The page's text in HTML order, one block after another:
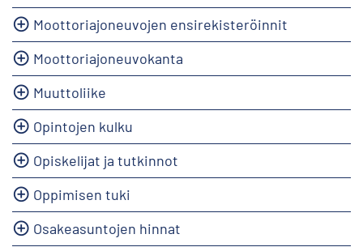
Moottoriajoneuvojen ensirekisteröinnit
Moottoriajoneuvokanta
Muuttoliike
Opintojen kulku
Opiskelijat ja tutkinnot
Oppimisen tuki
Osakeasuntojen hinnat